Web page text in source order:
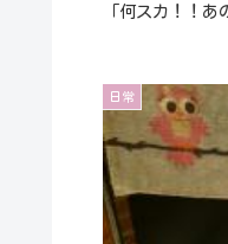
「何スカ！！
日常